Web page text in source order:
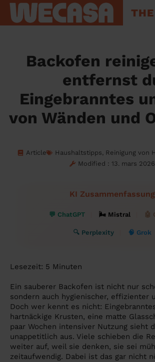
Backofen
entfernst
Eingebranntes
von Wänden und
Article Haushaltstipps, Reinigung von
Modified : 13. mars 2026
KI Zusammenfassung
💬 ChatGPT 🌬 Mistral 🤖
🔍 Perplexity 🧠 Grok
Lesezeit: 5 Minuten
Ein sauberer Backofen ist nicht nur
sondern auch hygienischer, effizienter
Doch wer kennt es nicht:
hartnäckige Krusten, eine matte
paar Wochen intensiver Nutzung sieht
unappetitlich aus. Viele schieben die
weiter auf, weil sie denken, sie sei
zeitaufwendig. Dabei ist das gar nicht